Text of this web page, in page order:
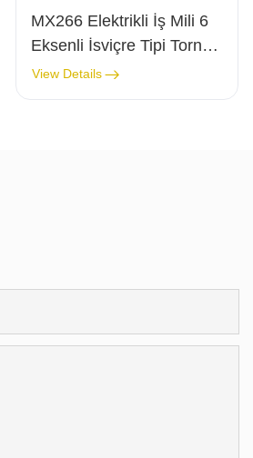
MX266 Elektrikli İş Mili 6
Eksenli İsviçre Tipi Torna
Tezgahı, Canlı Takım
Özellikli Çin CNC Torna
View Details